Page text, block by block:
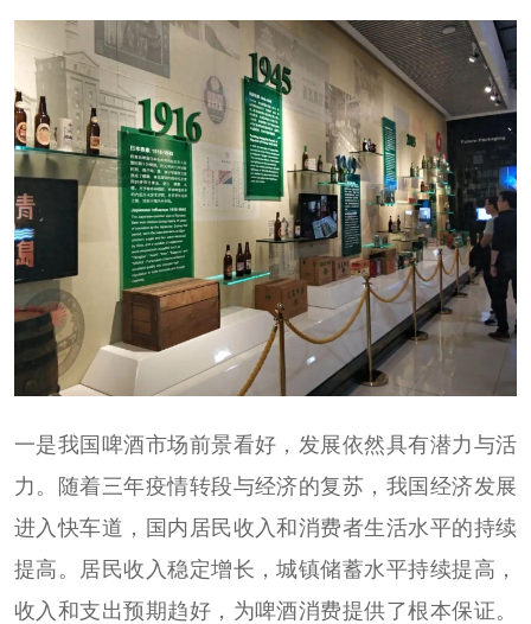
一是我国啤酒市场前景看好，发展依然具有潜力与活
力。随着三年疫情转段与经济的复苏，我国经济发展
进入快车道，国内居民收入和消费者生活水平的持续
提高。居民收入稳定增长，城镇储蓄水平持续提高，
收入和支出预期趋好，为啤酒消费提供了根本保证。